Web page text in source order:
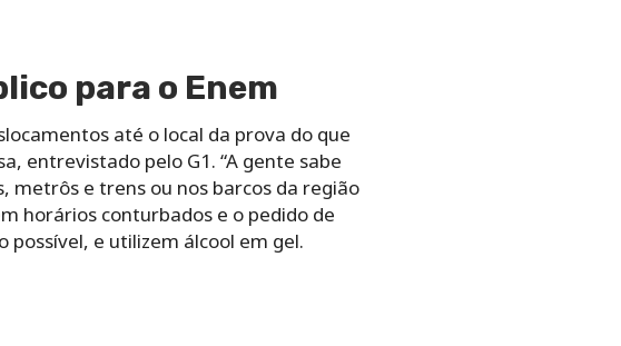
para o Enem
até o local da prova do que
entrevistado pelo G1. “A gente sabe
metrôs e trens ou nos barcos da região
horários conturbados e o pedido de
e utilizem álcool em gel.